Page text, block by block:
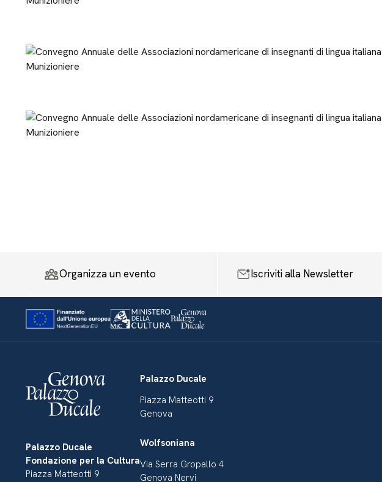
Organizza un evento Iscriviti alla Newsletter
Palazzo Ducale
Fondazione per la Cultura
Piazza Matteotti 9
Palazzo Ducale
Piazza Matteotti 9
Genova
Wolfsoniana
Via Serra Gropallo 4
Genova Nervi